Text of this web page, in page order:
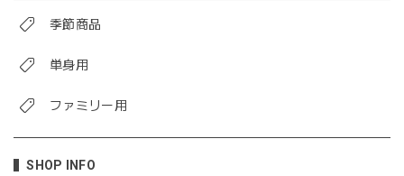
季節商品
単身用
ファミリー用
SHOP INFO